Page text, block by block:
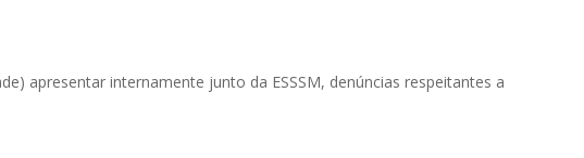
apresentar internamente junto da ESSSM, denúncias respeitantes a